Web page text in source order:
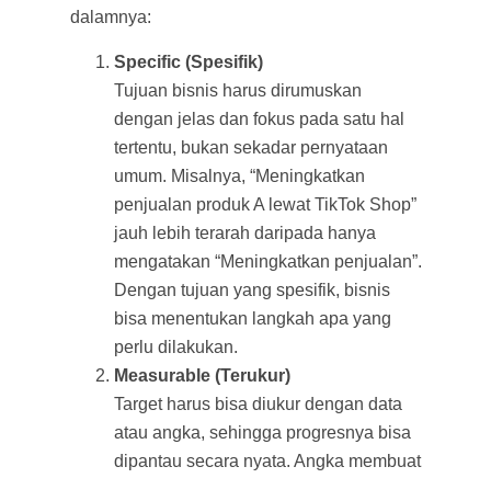
dalamnya:
Specific (Spesifik)
Tujuan bisnis harus dirumuskan
dengan jelas dan fokus pada satu hal
tertentu, bukan sekadar pernyataan
umum. Misalnya, “Meningkatkan
penjualan produk A lewat TikTok Shop”
jauh lebih terarah daripada hanya
mengatakan “Meningkatkan penjualan”.
Dengan tujuan yang spesifik, bisnis
bisa menentukan langkah apa yang
perlu dilakukan.
Measurable (Terukur)
Target harus bisa diukur dengan data
atau angka, sehingga progresnya bisa
dipantau secara nyata. Angka membuat